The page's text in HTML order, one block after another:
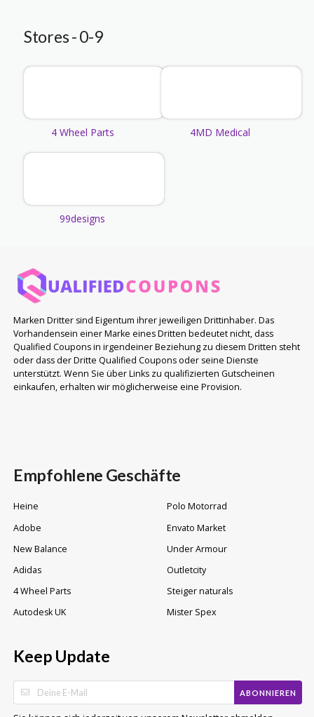
Stores - 0-9
4 Wheel Parts 4MD Medical
99designs
Marken Dritter sind Eigentum ihrer jeweiligen Drittinhaber. Das
Vorhandensein einer Marke eines Dritten bedeutet nicht, dass
Qualified Coupons in irgendeiner Beziehung zu diesem Dritten steht
oder dass der Dritte Qualified Coupons oder seine Dienste
unterstützt. Wenn Sie über Links zu qualifizierten Gutscheinen
einkaufen, erhalten wir möglicherweise eine Provision.
Empfohlene Geschäfte
Heine
Polo Motorrad
Adobe
Envato Market
New Balance
Under Armour
Adidas
Outletcity
4 Wheel Parts
Steiger naturals
Autodesk UK
Mister Spex
Keep Update
ABONNIEREN